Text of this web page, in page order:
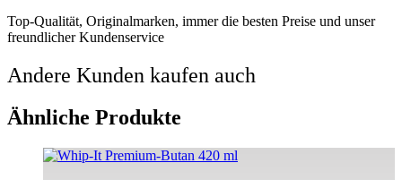
Top-Qualität, Originalmarken, immer die besten Preise und unser
freundlicher Kundenservice
Andere Kunden kaufen auch
Ähnliche Produkte